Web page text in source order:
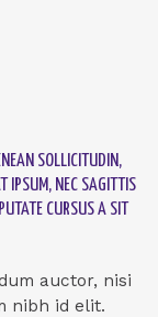
SOLLICITUDIN,
IPSUM, NEC SAGITTIS
CURSUS A SIT
auctor, nisi
nibh id elit.